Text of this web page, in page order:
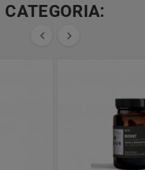
CATEGORIA:
 